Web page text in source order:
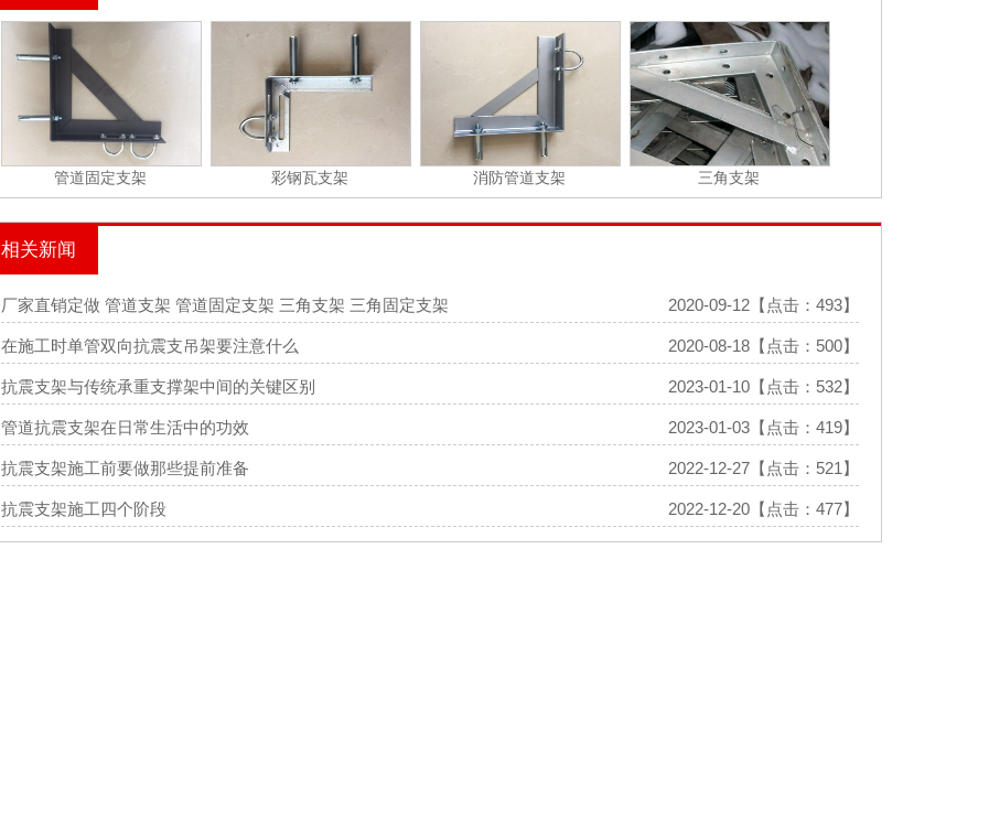
管道固定支架 彩钢瓦支架 消防管道支架 三角支架
相关新闻
2020-09-12【点击：493】
厂家直销定做 管道支架 管道固定支架 三角支架 三角固定支架
2020-08-18【点击：500】
在施工时单管双向抗震支吊架要注意什么
2023-01-10【点击：532】
抗震支架与传统承重支撑架中间的关键区别
2023-01-03【点击：419】
管道抗震支架在日常生活中的功效
2022-12-27【点击：521】
抗震支架施工前要做那些提前准备
2022-12-20【点击：477】
抗震支架施工四个阶段